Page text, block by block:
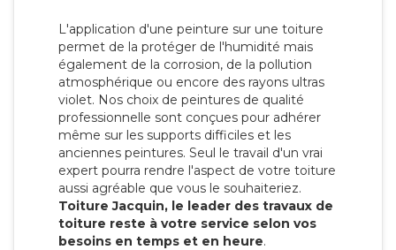
L'application d'une peinture sur une toiture
permet de la protéger de l'humidité mais
également de la corrosion, de la pollution
atmosphérique ou encore des rayons ultras
violet. Nos choix de peintures de qualité
professionnelle sont conçues pour adhérer
même sur les supports difficiles et les
anciennes peintures. Seul le travail d'un vrai
expert pourra rendre l'aspect de votre toiture
aussi agréable que vous le souhaiteriez.
Toiture Jacquin, le leader des travaux de
toiture reste à votre service selon vos
besoins en temps et en heure.